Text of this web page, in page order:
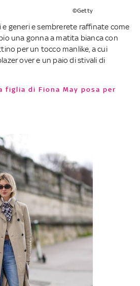
©Getty
e generi e sembrerete raffinate come
una gonna a matita bianca con
per un tocco manlike, a cui
over e un paio di stivali di